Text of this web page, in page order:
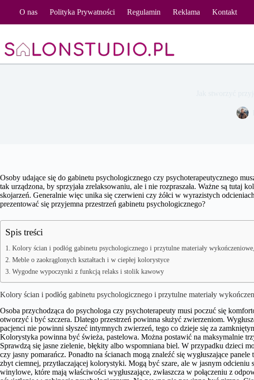
O nas Polityka Prywatności Regulamin Reklama Kontakt
Osoby udające się do gabinetu psychologicznego czy psychoterapeutycznego
tak urządzona, by sprzyjała zrelaksowaniu, ale i nie rozpraszała. Ważne są tutaj
skojarzeń. Generalnie więc unika się czerwieni czy żółci w wyrazistych
prezentować się przyjemna przestrzeń gabinetu psychologicznego?
Spis treści
Kolory ścian i podłóg gabinetu psychologicznego i przytulne materiały
Meble o zaokrąglonych kształtach i w ciepłej kolorystyce
Wygodne wypoczynki z funkcją relaks i stolik kawowy
Kolory ścian i podłóg gabinetu psychologicznego i przytulne materiały
Osoba przychodząca do psychologa czy psychoterapeuty musi poczuć się
otworzyć i być szczera. Dlatego przestrzeń powinna służyć zwierzeniom.
pacjenci nie powinni słyszeć intymnych zwierzeń, tego co dzieje się za
Kolorystyka powinna być świeża, pastelowa. Można postawić na maksymalnie
Sprawdzą się jasne zielenie, błękity albo wspomniana biel. W przypadku dzieci
czy jasny pomarańcz. Ponadto na ścianach mogą znaleźć się wygłuszające
zbyt ciemnej, przytłaczającej kolorystyki. Mogą być szare, ale w jasnym odcieniu
winylowe, które mają właściwości wygłuszające, zwłaszcza w połączeniu z